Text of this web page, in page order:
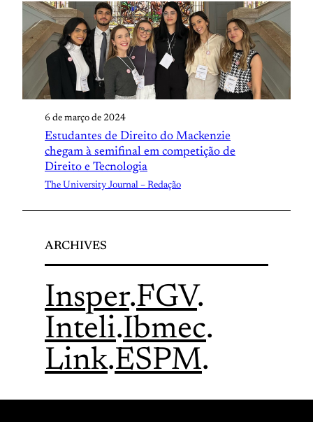
6 de março de 2024
Estudantes de Direito do Mackenzie
chegam à semifinal em competição de
Direito e Tecnologia
The University Journal – Redação
ARCHIVES
Insper.FGV.
Inteli.Ibmec.
Link.ESPM.